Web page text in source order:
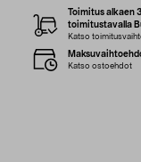
Toimitus alkaen
toimitustavalla
Katso
Katso ostoehdot